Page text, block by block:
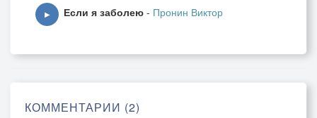
▶ Если я заболею - Пронин Виктор
КОММЕНТАРИИ (2)